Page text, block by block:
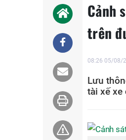
Cảnh
trên
08:26 05/08/
Lưu
tài xế xe